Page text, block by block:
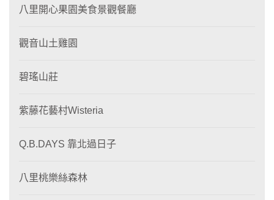
八里開心果園美食景觀餐廳
觀音山土雞園
碧瑤山莊
紫藤花藝村Wisteria
Q.B.DAYS 靠北過日子
八里桃樂絲森林